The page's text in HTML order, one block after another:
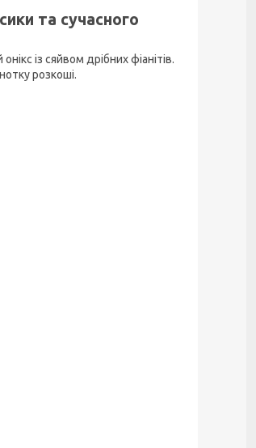
та сучасного
із сяйвом дрібних фіанітів.
розкоші.